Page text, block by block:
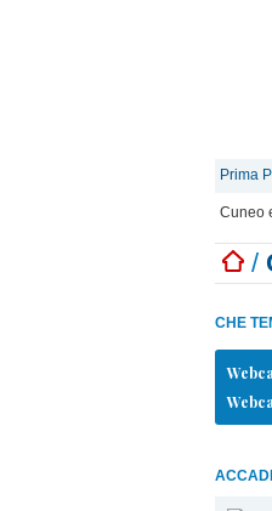
Prima
Cuneo
/
CHE